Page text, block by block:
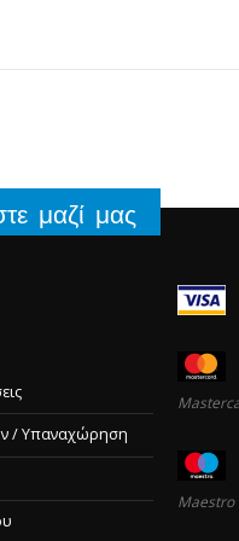
μαζί μας
/ Υπαναχώρηση
Maestro